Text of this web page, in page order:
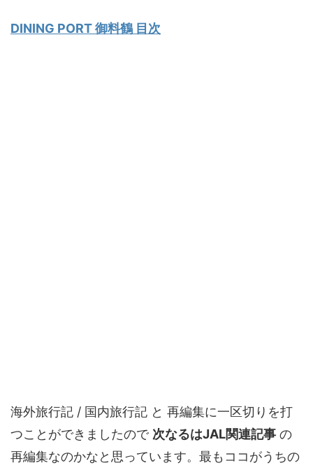
DINING PORT 御料鶴 目次
海外旅行記 / 国内旅行記 と 再編集に一区切りを打
つことができましたので 次なるはJAL関連記事 の
再編集なのかなと思っています。最もココがうちの